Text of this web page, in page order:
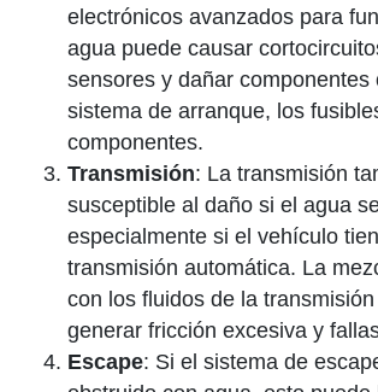
electrónicos avanzados para
agua puede causar
sensores y dañar componentes
sistema de arranque, los
componentes.
Transmisión: La transmisión
susceptible al daño si el agua
especialmente si el vehículo
transmisión automática. La
con los fluidos de la
generar fricción excesiva y
Escape: Si el sistema de